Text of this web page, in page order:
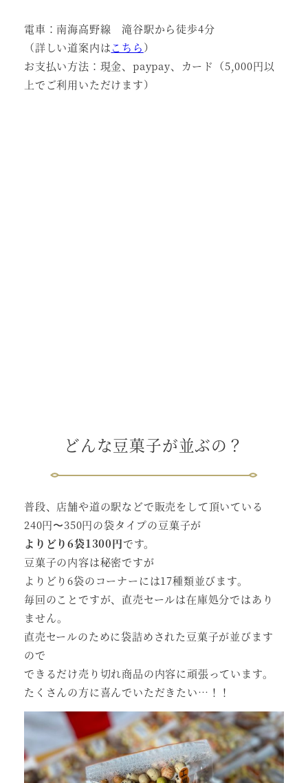
電車：南海高野線 滝谷駅から徒歩4分
（詳しい道案内はこちら）
お支払い方法：現金、paypay、カード（5,000円以
上でご利用いただけます）
どんな豆菓子が並ぶの？
普段、店舗や道の駅などで販売をして頂いている
240円〜350円の袋タイプの豆菓子が
よりどり6袋1300円です。
豆菓子の内容は秘密ですが
よりどり6袋のコーナーには17種類並びます。
毎回のことですが、直売セールは在庫処分ではあり
ません。
直売セールのために袋詰めされた豆菓子が並びます
ので
できるだけ売り切れ商品の内容に頑張っています。
たくさんの方に喜んでいただきたい…！！